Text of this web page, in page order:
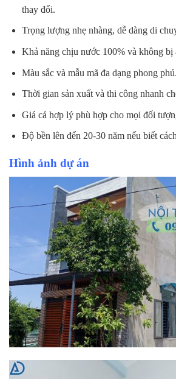
thay đổi.
Trọng lượng nhẹ nhàng, dễ dàng di
Khả năng chịu nước 100% và không bị
Màu sắc và mẫu mã đa dạng phong phú.
Thời gian sản xuất và thi công nhanh
Giá cả hợp lý phù hợp cho mọi đối
Độ bền lên đến 20-30 năm nếu biết
Hình ảnh dự án